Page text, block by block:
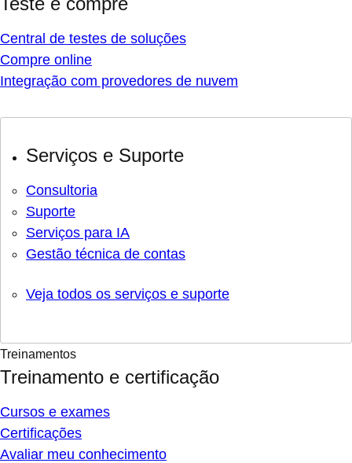
Central de testes de soluções
Compre online
Integração com provedores de nuvem
Serviços e Suporte
Consultoria
Suporte
Serviços para IA
Gestão técnica de contas
Veja todos os serviços e suporte
Treinamentos
Treinamento e certificação
Cursos e exames
Certificações
Avaliar meu conhecimento